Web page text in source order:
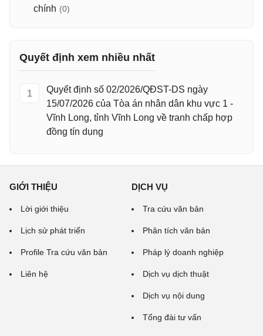
chính (0)
Quyết định xem nhiều nhất
1
Quyết định số 02/2026/QĐST-DS ngày
15/07/2026 của Tòa án nhân dân khu vực 1 -
Vĩnh Long, tỉnh Vĩnh Long về tranh chấp hợp
đồng tín dụng
GIỚI THIỆU
Lời giới thiệu
Lịch sử phát triển
Profile Tra cứu văn bản
Liên hệ
DỊCH VỤ
Tra cứu văn bản
Phân tích văn bản
Pháp lý doanh nghiệp
Dịch vụ dịch thuật
Dịch vụ nội dung
Tổng đài tư vấn